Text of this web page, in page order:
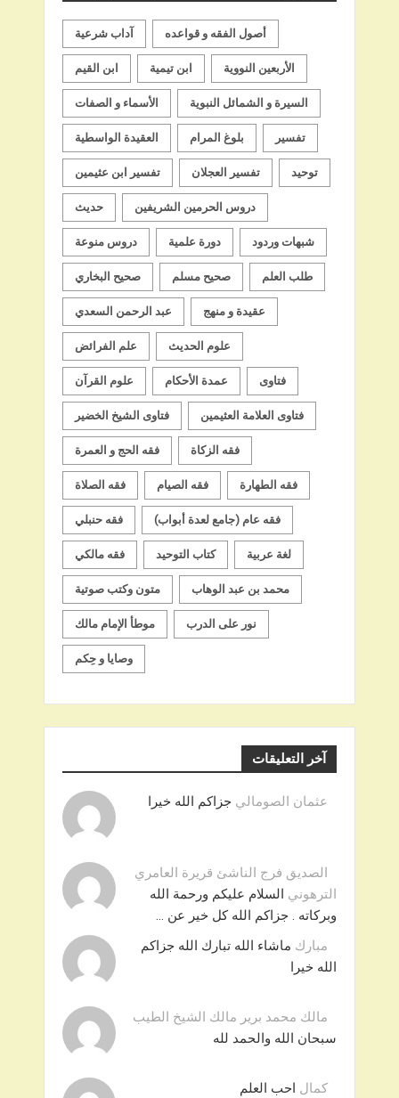
آداب شرعية أصول الفقه و قواعده
ابن القيم ابن تيمية الأربعين النووية
الأسماء و الصفات السيرة و الشمائل النبوية
العقيدة الواسطية بلوغ المرام تفسير
تفسير ابن عثيمين تفسير العجلان توحيد
حديث دروس الحرمين الشريفين
دروس منوعة دورة علمية شبهات وردود
صحيح البخاري صحيح مسلم طلب العلم
عبد الرحمن السعدي عقيدة و منهج
علم الفرائض علوم الحديث
علوم القرآن عمدة الأحكام فتاوى
فتاوى الشيخ الخضير فتاوى العلامة العثيمين
فقه الحج و العمرة فقه الزكاة
فقه الصلاة فقه الصيام فقه الطهارة
فقه حنبلي فقه عام (جامع لعدة أبواب)
فقه مالكي كتاب التوحيد لغة عربية
متون وكتب صوتية محمد بن عبد الوهاب
موطأ الإمام مالك نور على الدرب
وصايا و حِكم
آخر التعليقات
عثمان الصومالي جزاكم الله خيرا
الصديق فرج الناشئ قريرة العامري
الترهوني السلام عليكم ورحمة الله
وبركاته . جزاكم الله كل خير عن …
مبارك ماشاء الله تبارك الله جزاكم
الله خيرا
مالك محمد برير مالك الشيخ الطيب
سبحان الله والحمد لله
كمال احب العلم